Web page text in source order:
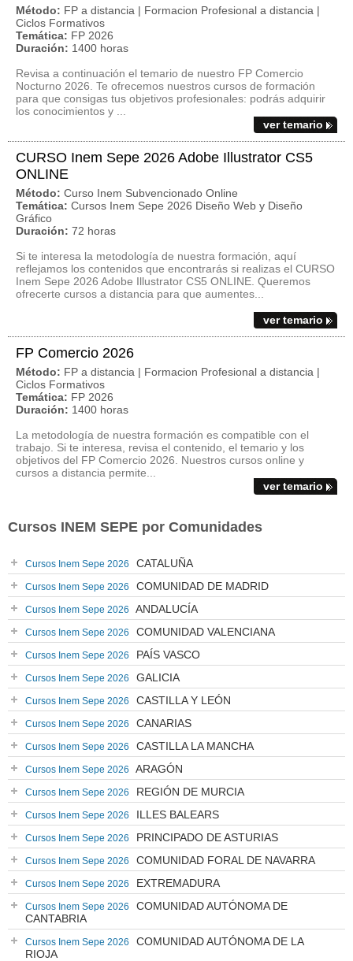
Método: FP a distancia | Formacion Profesional a distancia |
Ciclos Formativos
Temática: FP 2026
Duración: 1400 horas
Revisa a continuación el temario de nuestro FP Comercio
Nocturno 2026. Te ofrecemos nuestros cursos de formación
para que consigas tus objetivos profesionales: podrás adquirir
los conocimientos y ...
ver temario
CURSO Inem Sepe 2026 Adobe Illustrator CS5
ONLINE
Método: Curso Inem Subvencionado Online
Temática: Cursos Inem Sepe 2026 Diseño Web y Diseño
Gráfico
Duración: 72 horas
Si te interesa la metodología de nuestra formación, aquí
reflejamos los contenidos que encontrarás si realizas el CURSO
Inem Sepe 2026 Adobe Illustrator CS5 ONLINE. Queremos
ofrecerte cursos a distancia para que aumentes...
ver temario
FP Comercio 2026
Método: FP a distancia | Formacion Profesional a distancia |
Ciclos Formativos
Temática: FP 2026
Duración: 1400 horas
La metodología de nuestra formación es compatible con el
trabajo. Si te interesa, revisa el contenido, el temario y los
objetivos del FP Comercio 2026. Nuestros cursos online y
cursos a distancia permite...
ver temario
Cursos INEM SEPE por Comunidades
Cursos Inem Sepe 2026 CATALUÑA
Cursos Inem Sepe 2026 COMUNIDAD DE MADRID
Cursos Inem Sepe 2026 ANDALUCÍA
Cursos Inem Sepe 2026 COMUNIDAD VALENCIANA
Cursos Inem Sepe 2026 PAÍS VASCO
Cursos Inem Sepe 2026 GALICIA
Cursos Inem Sepe 2026 CASTILLA Y LEÓN
Cursos Inem Sepe 2026 CANARIAS
Cursos Inem Sepe 2026 CASTILLA LA MANCHA
Cursos Inem Sepe 2026 ARAGÓN
Cursos Inem Sepe 2026 REGIÓN DE MURCIA
Cursos Inem Sepe 2026 ILLES BALEARS
Cursos Inem Sepe 2026 PRINCIPADO DE ASTURIAS
Cursos Inem Sepe 2026 COMUNIDAD FORAL DE NAVARRA
Cursos Inem Sepe 2026 EXTREMADURA
Cursos Inem Sepe 2026
COMUNIDAD AUTÓNOMA DE
CANTABRIA
Cursos Inem Sepe 2026
COMUNIDAD AUTÓNOMA DE LA
RIOJA